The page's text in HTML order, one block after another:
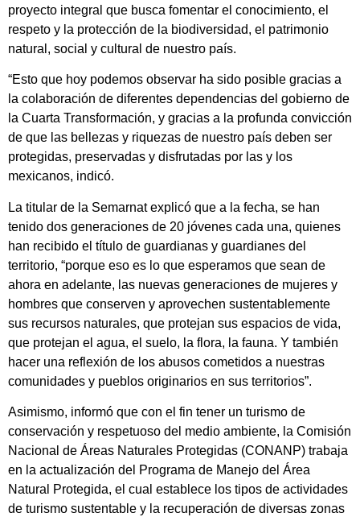
proyecto integral que busca fomentar el conocimiento, el
respeto y la protección de la biodiversidad, el patrimonio
natural, social y cultural de nuestro país.
“Esto que hoy podemos observar ha sido posible gracias a
la colaboración de diferentes dependencias del gobierno de
la Cuarta Transformación, y gracias a la profunda convicción
de que las bellezas y riquezas de nuestro país deben ser
protegidas, preservadas y disfrutadas por las y los
mexicanos, indicó.
La titular de la Semarnat explicó que a la fecha, se han
tenido dos generaciones de 20 jóvenes cada una, quienes
han recibido el título de guardianas y guardianes del
territorio, “porque eso es lo que esperamos que sean de
ahora en adelante, las nuevas generaciones de mujeres y
hombres que conserven y aprovechen sustentablemente
sus recursos naturales, que protejan sus espacios de vida,
que protejan el agua, el suelo, la flora, la fauna. Y también
hacer una reflexión de los abusos cometidos a nuestras
comunidades y pueblos originarios en sus territorios”.
Asimismo, informó que con el fin tener un turismo de
conservación y respetuoso del medio ambiente, la Comisión
Nacional de Áreas Naturales Protegidas (CONANP) trabaja
en la actualización del Programa de Manejo del Área
Natural Protegida, el cual establece los tipos de actividades
de turismo sustentable y la recuperación de diversas zonas